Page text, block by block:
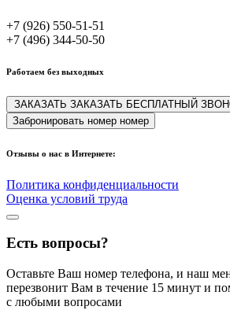
+7 (926) 550-51-51
+7 (496) 344-50-50
Работаем без выходных
ЗАКАЗАТЬ ЗАКАЗАТЬ
БЕСПЛАТНЫЙ
Забронировать номер номер
Отзывы о нас в Интернете:
Политика конфиденциальности
Оценка условий труда
Есть вопросы?
Оставьте Ваш номер телефона, и наш
перезвонит Вам в течение 15 минут и
с любыми вопросами